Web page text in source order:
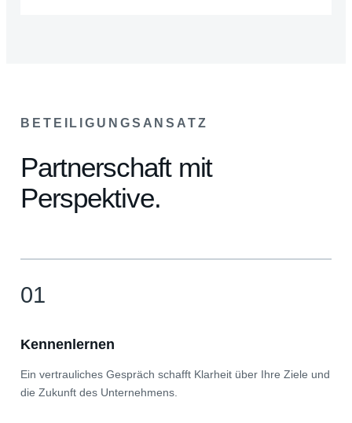
BETEILIGUNGSANSATZ
Partnerschaft mit
Perspektive.
01
Kennenlernen
Ein vertrauliches Gespräch schafft Klarheit über Ihre Ziele und
die Zukunft des Unternehmens.